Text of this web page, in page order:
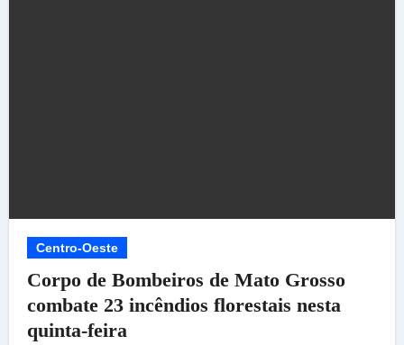
Centro-Oeste
Corpo de Bombeiros de Mato Grosso
combate 23 incêndios florestais nesta
quinta-feira